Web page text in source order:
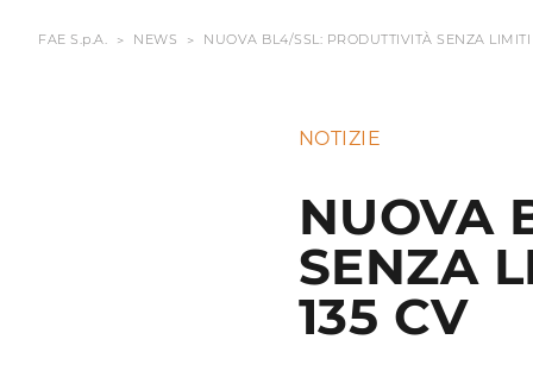
FAE S.p.A. NEWS NUOVA BL4/SSL: PRODUTTIVITÀ SENZA
NOTIZIE
NUOVA
SENZA
135 CV